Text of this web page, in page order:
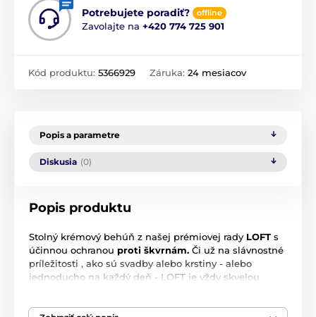
Potrebujete poradiť? offline
Zavolajte na +420 774 725 901
Kód produktu: 5366929 Záruka: 24 mesiacov
Popis a parametre
Diskusia (0)
Popis produktu
Stolný krémový behúň z našej prémiovej rady LOFT s
účinnou ochranou proti škvrnám. Či už na slávnostné
príležitosti , ako sú svadby alebo krstiny - alebo
jednoducho na každý deň - LOFT je vždy skvelou